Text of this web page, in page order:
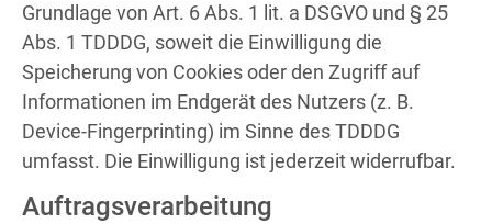
Grundlage von Art. 6 Abs. 1 lit. a DSGVO und § 25
Abs. 1 TDDDG, soweit die Einwilligung die
Speicherung von Cookies oder den Zugriff auf
Informationen im Endgerät des Nutzers (z. B.
Device-Fingerprinting) im Sinne des TDDDG
umfasst. Die Einwilligung ist jederzeit widerrufbar.
Auftragsverarbeitung